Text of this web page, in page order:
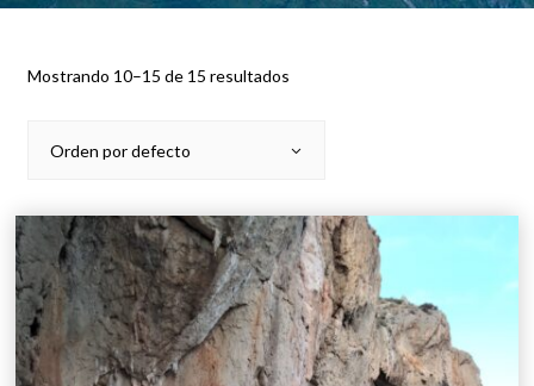
Mostrando 10–15 de 15 resultados
Orden por defecto